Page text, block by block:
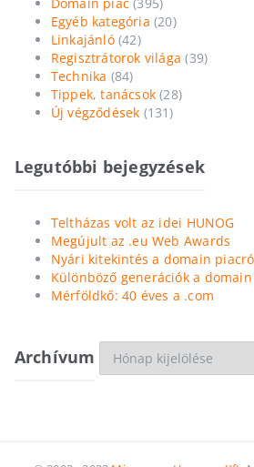
Egyéb kategória (20)
Linkajánló(42)
Regisztrátorok világa (39)
Technika (84)
Tippek, tanácsok (28)
Új végződések (131)
Legutóbbi bejegyzések
Teltházas volt az idei HUNOG
Megújult az .eu Web Awards
Nyári kitekintés a domain
Különböző generációk a
Mérföldkő: 40 éves a .com
Archívum